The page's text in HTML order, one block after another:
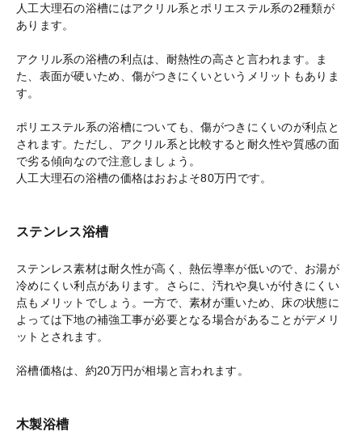
人工大理石の浴槽にはアクリル系とポリエステル系の2種類が
あります。
アクリル系の浴槽の利点は、耐熱性の高さと言われます。ま
た、表面が硬いため、傷がつきにくいというメリットもありま
す。
ポリエステル系の浴槽についても、傷がつきにくいのが利点と
されます。ただし、アクリル系と比較すると耐久性や質感の面
で劣る傾向なので注意しましょう。
人工大理石の浴槽の価格はおおよそ80万円です。
ステンレス浴槽
ステンレス素材は耐久性が高く、熱伝導率が低いので、お湯が
冷めにくい利点があります。さらに、汚れや臭いが付きにくい
点もメリットでしょう。一方で、素材が重いため、床の状態に
よっては下地の補強工事が必要となる場合があることがデメリ
ットとされます。
浴槽価格は、約20万円が相場と言われます。
木製浴槽